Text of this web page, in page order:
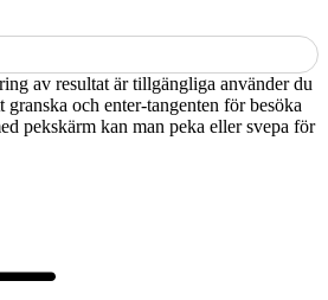
av resultat är tillgängliga använder du
och enter-tangenten för besöka
pekskärm kan man peka eller svepa för